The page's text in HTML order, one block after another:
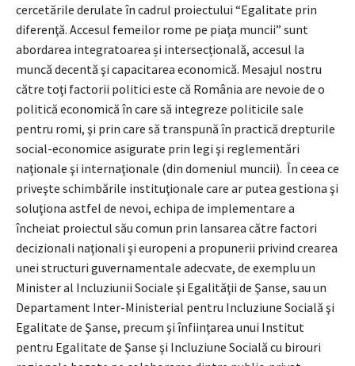
cercetările derulate în cadrul proiectului “Egalitate prin
diferenţă. Accesul femeilor rome pe piaţa muncii” sunt
abordarea integratoarea și intersecțională, accesul la
muncă decentă şi capacitarea economică. Mesajul nostru
către toţi factorii politici este că România are nevoie de o
politică economică în care să integreze politicile sale
pentru romi, şi prin care să transpună în practică drepturile
social-economice asigurate prin legi şi reglementări
naţionale şi internaţionale (din domeniul muncii). În ceea ce
priveşte schimbările instituţionale care ar putea gestiona şi
soluţiona astfel de nevoi, echipa de implementare a
încheiat proiectul său comun prin lansarea către factori
decizionali naţionali şi europeni a propunerii privind crearea
unei structuri guvernamentale adecvate, de exemplu un
Minister al Incluziunii Sociale şi Egalităţii de Şanse, sau un
Departament Inter-Ministerial pentru Incluziune Socială şi
Egalitate de Şanse, precum şi înfiinţarea unui Institut
pentru Egalitate de Şanse şi Incluziune Socială cu birouri